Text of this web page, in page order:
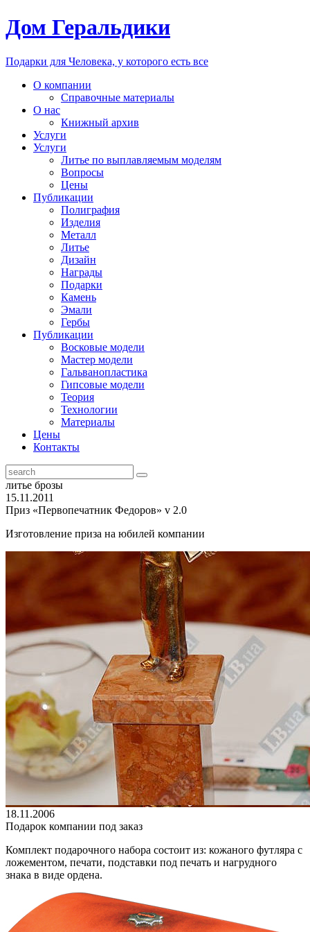
Дом Геральдики
Подарки для Человека, у которого есть все
О компании
Справочные материалы
О нас
Книжный архив
Услуги
Услуги
Литье по выплавляемым моделям
Вопросы
Цены
Публикации
Полиграфия
Изделия
Металл
Литье
Дизайн
Награды
Подарки
Камень
Эмали
Гербы
Публикации
Восковые модели
Мастер модели
Гальванопластика
Гипсовые модели
Теория
Технологии
Материалы
Цены
Контакты
литье брозы
15.11.2011
Приз «Первопечатник Федоров» v 2.0
Изготовление приза на юбилей компании
18.11.2006
Подарок компании под заказ
Комплект подарочного набора состоит из: кожаного футляра с
ложементом, печати, подставки под печать и нагрудного
знака в виде ордена.